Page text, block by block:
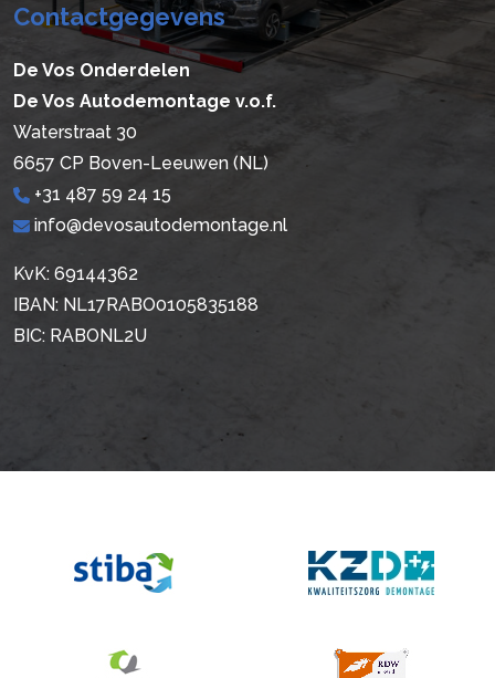
Contactgegevens
De Vos Onderdelen
De Vos Autodemontage v.o.f.
Waterstraat 30
6657 CP Boven-Leeuwen (NL)
+31 487 59 24 15
info@devosautodemontage.nl
KvK: 69144362
IBAN: NL17RABO0105835188
BIC: RABONL2U